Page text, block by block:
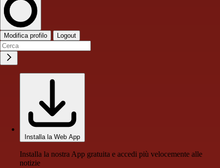
Modifica profilo Logout
Installa la Web App
Installa la nostra App gratuita e accedi più velocemente alle
notizie